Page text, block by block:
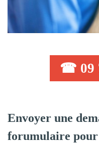
☎ 09
Envoyer une
forumulaire pour